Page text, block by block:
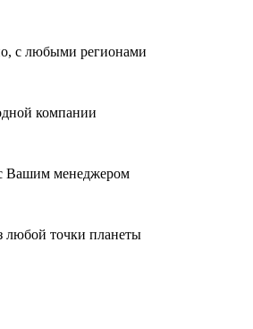
с любыми регионами
компании
с Вашим менеджером
любой точки планеты